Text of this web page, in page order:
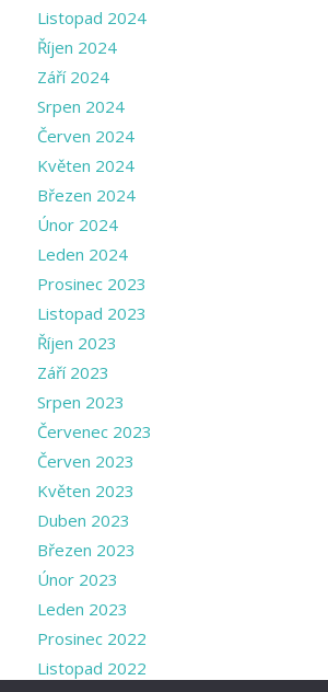
Listopad 2024
Říjen 2024
Září 2024
Srpen 2024
Červen 2024
Květen 2024
Březen 2024
Únor 2024
Leden 2024
Prosinec 2023
Listopad 2023
Říjen 2023
Září 2023
Srpen 2023
Červenec 2023
Červen 2023
Květen 2023
Duben 2023
Březen 2023
Únor 2023
Leden 2023
Prosinec 2022
Listopad 2022